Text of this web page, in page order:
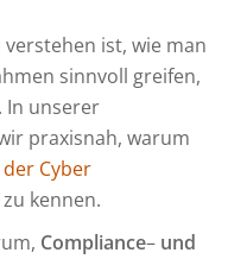
ist, wie man
sinnvoll greifen,
In unserer
praxisnah, warum
Cyber
kennen.
Compliance– und